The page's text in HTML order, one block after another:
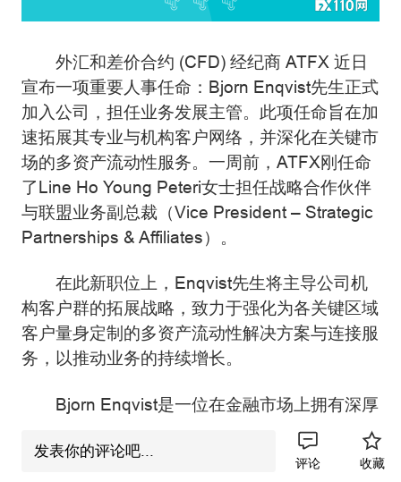
外汇和差价合约 (CFD) 经纪商 ATFX 近日
宣布一项重要人事任命：Bjorn Enqvist先生正式
加入公司，担任业务发展主管。此项任命旨在加
速拓展其专业与机构客户网络，并深化在关键市
场的多资产流动性服务。一周前，ATFX刚任命
了Line Ho Young Peteri女士担任战略合作伙伴
与联盟业务副总裁（Vice President – Strategic
Partnerships & Affiliates）。
在此新职位上，Enqvist先生将主导公司机
构客户群的拓展战略，致力于强化为各关键区域
客户量身定制的多资产流动性解决方案与连接服
务，以推动业务的持续增长。
Bjorn Enqvist是一位在金融市场上拥有深厚
经验的资深人士，在全球外汇与差价合约行业拥
有超过十年的从业经历，深耕于机构销售、流动
发表你的评论吧...
评论 收藏